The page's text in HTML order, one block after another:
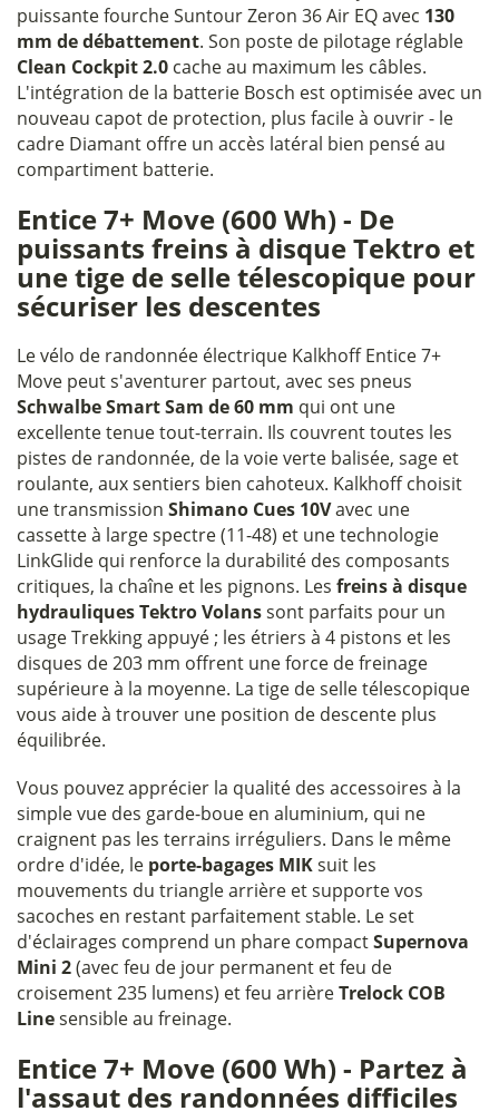
puissante fourche Suntour Zeron 36 Air EQ avec 130
mm de débattement. Son poste de pilotage réglable
Clean Cockpit 2.0 cache au maximum les câbles.
L'intégration de la batterie Bosch est optimisée avec un
nouveau capot de protection, plus facile à ouvrir - le
cadre Diamant offre un accès latéral bien pensé au
compartiment batterie.
Entice 7+ Move (600 Wh) - De
puissants freins à disque Tektro et
une tige de selle télescopique pour
sécuriser les descentes
Le vélo de randonnée électrique Kalkhoff Entice 7+
Move peut s'aventurer partout, avec ses pneus
Schwalbe Smart Sam de 60 mm qui ont une
excellente tenue tout-terrain. Ils couvrent toutes les
pistes de randonnée, de la voie verte balisée, sage et
roulante, aux sentiers bien cahoteux. Kalkhoff choisit
une transmission Shimano Cues 10Vavec une
cassette à large spectre (11-48) et une technologie
LinkGlide qui renforce la durabilité des composants
critiques, la chaîne et les pignons. Les freins à disque
hydrauliques Tektro Volanssont parfaits pour un
usage Trekking appuyé ; les étriers à 4 pistons et les
disques de 203 mm offrent une force de freinage
supérieure à la moyenne. La tige de selle télescopique
vous aide à trouver une position de descente plus
équilibrée.
Vous pouvez apprécier la qualité des accessoires à la
simple vue des garde-boue en aluminium, qui ne
craignent pas les terrains irréguliers. Dans le même
ordre d'idée, le porte-bagages MIKsuit les
mouvements du triangle arrière et supporte vos
sacoches en restant parfaitement stable. Le set
d'éclairages comprend un phare compactSupernova
Mini 2(avec feu de jour permanent et feu de
croisement 235 lumens) et feu arrièreTrelock COB
Linesensible au freinage.
Entice 7+ Move (600 Wh) - Partez à
l'assaut des randonnées difficiles